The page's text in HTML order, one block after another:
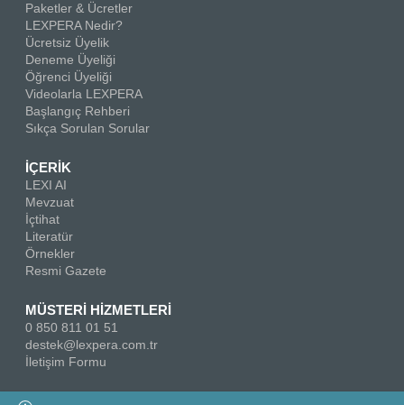
Paketler & Ücretler
LEXPERA Nedir?
Ücretsiz Üyelik
Deneme Üyeliği
Öğrenci Üyeliği
Videolarla LEXPERA
Başlangıç Rehberi
Sıkça Sorulan Sorular
İÇERİK
LEXI AI
Mevzuat
İçtihat
Literatür
Örnekler
Resmi Gazete
MÜSTERİ HİZMETLERİ
0 850 811 01 51
destek@lexpera.com.tr
İletişim Formu
Bizi Takip Edin